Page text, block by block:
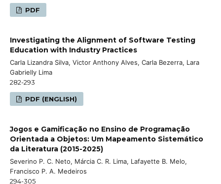
PDF
Investigating the Alignment of Software Testing
Education with Industry Practices
Carla Lizandra Silva, Victor Anthony Alves, Carla Bezerra, Lara
Gabrielly Lima
282-293
PDF (ENGLISH)
Jogos e Gamificação no Ensino de Programação
Orientada a Objetos: Um Mapeamento Sistemático
da Literatura (2015-2025)
Severino P. C. Neto, Márcia C. R. Lima, Lafayette B. Melo,
Francisco P. A. Medeiros
294-305